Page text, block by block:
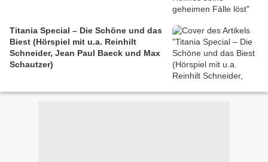
Titania Special – Die Schöne und das
Biest (Hörspiel mit u.a. Reinhilt
Schneider, Jean Paul Baeck und Max
Schautzer)